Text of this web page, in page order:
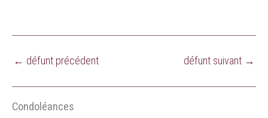
← défunt précédent défunt suivant →
Condoléances